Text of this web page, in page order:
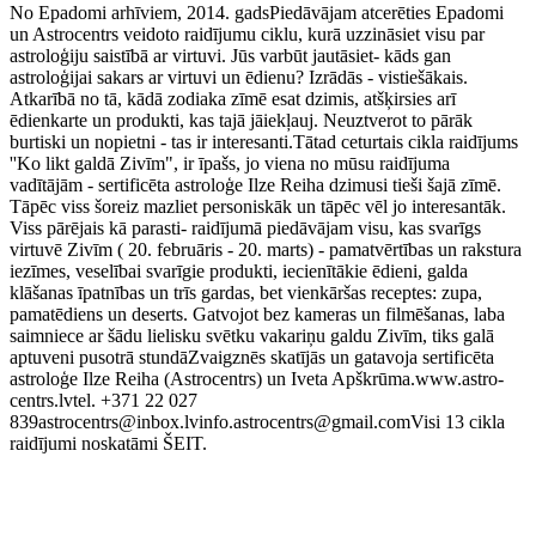
No Epadomi arhīviem, 2014. gadsPiedāvājam atcerēties Epadomi
un Astrocentrs veidoto raidījumu ciklu, kurā uzzināsiet visu par
astroloģiju saistībā ar virtuvi. Jūs varbūt jautāsiet- kāds gan
astroloģijai sakars ar virtuvi un ēdienu? Izrādās - vistiešākais.
Atkarībā no tā, kādā zodiaka zīmē esat dzimis, atšķirsies arī
ēdienkarte un produkti, kas tajā jāiekļauj. Neuztverot to pārāk
burtiski un nopietni - tas ir interesanti.Tātad ceturtais cikla raidījums
''Ko likt galdā Zivīm", ir īpašs, jo viena no mūsu raidījuma
vadītājām - sertificēta astroloģe Ilze Reiha dzimusi tieši šajā zīmē.
Tāpēc viss šoreiz mazliet personiskāk un tāpēc vēl jo interesantāk.
Viss pārējais kā parasti- raidījumā piedāvājam visu, kas svarīgs
virtuvē Zivīm ( 20. februāris - 20. marts) - pamatvērtības un rakstura
iezīmes, veselībai svarīgie produkti, iecienītākie ēdieni, galda
klāšanas īpatnības un trīs gardas, bet vienkāršas receptes: zupa,
pamatēdiens un deserts. Gatvojot bez kameras un filmēšanas, laba
saimniece ar šādu lielisku svētku vakariņu galdu Zivīm, tiks galā
aptuveni pusotrā stundāZvaigznēs skatījās un gatavoja sertificēta
astroloģe Ilze Reiha (Astrocentrs) un Iveta Apškrūma.www.astro-
centrs.lvtel. +371 22 027
839astrocentrs@inbox.lvinfo.astrocentrs@gmail.comVisi 13 cikla
raidījumi noskatāmi ŠEIT.